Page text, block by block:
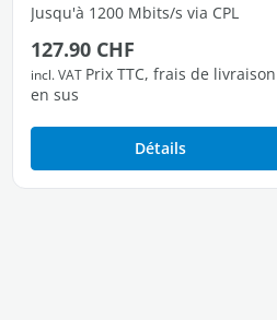
Jusqu'à 1200 Mbits/s via CPL
1 port Ethernet Gigabit libres
Prix régulier :
127.90 CHF
incl. VAT Prix TTC, frais de livraison
en sus
Détails